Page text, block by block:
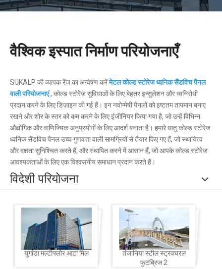
वैश्विक इस्पात निर्माण परियोजनाएँ
SUKALP की व्यापक रेंज का अन्वेषण करेंमेटल कोल्ड स्टोरेज ध्वनिक सैंडविच पैनल
वाली परियोजनाएं, कोल्ड स्टोरेज सुविधाओं के लिए बेहतर इन्सुलेशन और ध्वनिरोधी
प्रदान करने के लिए डिज़ाइन की गई हैं। इन नवोन्मेषी पैनलों को इष्टतम तापमान बनाए
रखने और शोर के स्तर को कम करने के लिए इंजीनियर किया गया है, जो उन्हें विभिन्न
औद्योगिक और वाणिज्यिक अनुप्रयोगों के लिए आदर्श बनाता है। हमारे धातु कोल्ड स्टोरेज
ध्वनिक सैंडविच पैनल उच्च गुणवत्ता वाली सामग्रियों से तैयार किए गए हैं, जो स्थायित्व
और दक्षता सुनिश्चित करते हैं, और स्थापित करने में आसान हैं, जो आपके कोल्ड स्टोरेज
आवश्यकताओं के लिए एक विश्वसनीय समाधान प्रदान करते हैं।
विदेशी परियोजना
युगांडा मल्टीफ्लोर आटा मिल
तंजानिया स्टील स्ट्रक्चरल
फुटब्रिज 2